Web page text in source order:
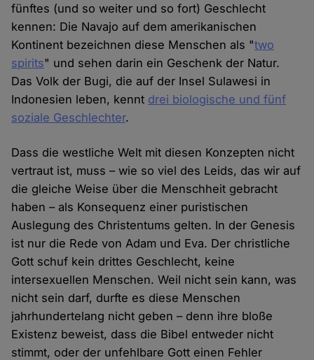
fünftes (und so weiter und so fort) Geschlecht
kennen: Die Navajo auf dem amerikanischen
Kontinent bezeichnen diese Menschen als "two
spirits" und sehen darin ein Geschenk der Natur.
Das Volk der Bugi, die auf der Insel Sulawesi in
Indonesien leben, kennt drei biologische und fünf
soziale Geschlechter.
Dass die westliche Welt mit diesen Konzepten nicht
vertraut ist, muss – wie so viel des Leids, das wir auf
die gleiche Weise über die Menschheit gebracht
haben – als Konsequenz einer puristischen
Auslegung des Christentums gelten. In der Genesis
ist nur die Rede von Adam und Eva. Der christliche
Gott schuf kein drittes Geschlecht, keine
intersexuellen Menschen. Weil nicht sein kann, was
nicht sein darf, durfte es diese Menschen
jahrhundertelang nicht geben – denn ihre bloße
Existenz beweist, dass die Bibel entweder nicht
stimmt, oder der unfehlbare Gott einen Fehler